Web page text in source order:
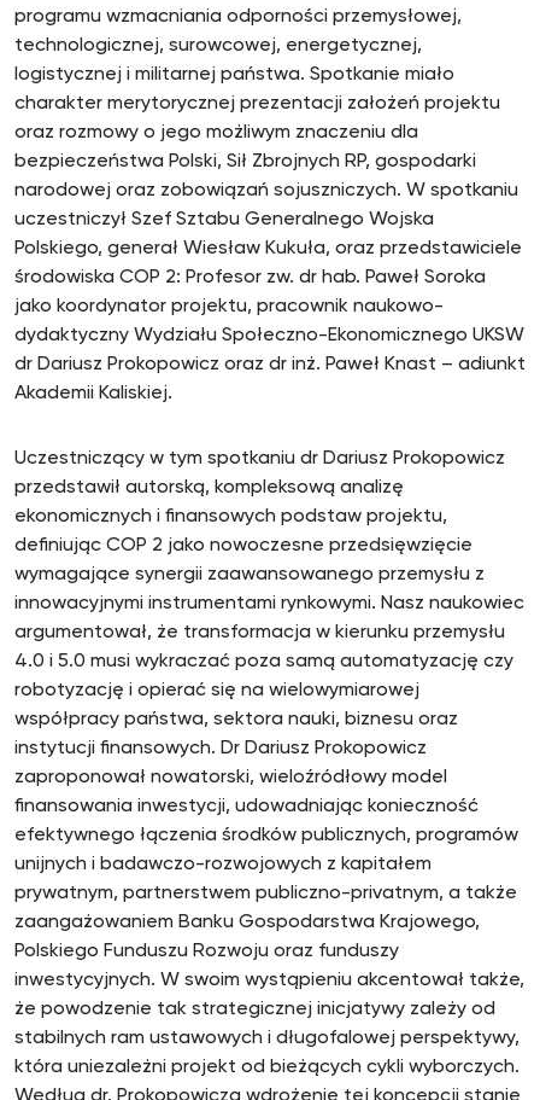
programu wzmacniania odporności przemysłowej,
technologicznej, surowcowej, energetycznej,
logistycznej i militarnej państwa. Spotkanie miało
charakter merytorycznej prezentacji założeń projektu
oraz rozmowy o jego możliwym znaczeniu dla
bezpieczeństwa Polski, Sił Zbrojnych RP, gospodarki
narodowej oraz zobowiązań sojuszniczych. W spotkaniu
uczestniczył Szef Sztabu Generalnego Wojska
Polskiego, generał Wiesław Kukuła, oraz przedstawiciele
środowiska COP 2: Profesor zw. dr hab. Paweł Soroka
jako koordynator projektu, pracownik naukowo-
dydaktyczny Wydziału Społeczno-Ekonomicznego UKSW
dr Dariusz Prokopowicz oraz dr inż. Paweł Knast – adiunkt
Akademii Kaliskiej.
Uczestniczący w tym spotkaniu dr Dariusz Prokopowicz
przedstawił autorską, kompleksową analizę
ekonomicznych i finansowych podstaw projektu,
definiując COP 2 jako nowoczesne przedsięwzięcie
wymagające synergii zaawansowanego przemysłu z
innowacyjnymi instrumentami rynkowymi. Nasz naukowiec
argumentował, że transformacja w kierunku przemysłu
4.0 i 5.0 musi wykraczać poza samą automatyzację czy
robotyzację i opierać się na wielowymiarowej
współpracy państwa, sektora nauki, biznesu oraz
instytucji finansowych. Dr Dariusz Prokopowicz
zaproponował nowatorski, wieloźródłowy model
finansowania inwestycji, udowadniając konieczność
efektywnego łączenia środków publicznych, programów
unijnych i badawczo-rozwojowych z kapitałem
prywatnym, partnerstwem publiczno-privatnym, a także
zaangażowaniem Banku Gospodarstwa Krajowego,
Polskiego Funduszu Rozwoju oraz funduszy
inwestycyjnych. W swoim wystąpieniu akcentował także,
że powodzenie tak strategicznej inicjatywy zależy od
stabilnych ram ustawowych i długofalowej perspektywy,
która uniezależni projekt od bieżących cykli wyborczych.